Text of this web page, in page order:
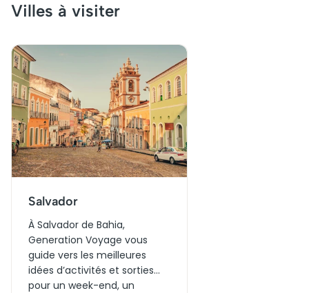
Villes à visiter
Salvador
À Salvador de Bahia,
Generation Voyage vous
guide vers les meilleures
idées d’activités et sorties
pour un week-end, un